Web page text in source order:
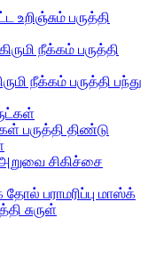
உறிஞ்சும் பருத்தி
நீக்கம் பருத்தி
நீக்கம் பருத்தி பந்து
பருத்தி திண்டு
அறுவை சிகிச்சை
தோல் பராமரிப்பு மாஸ்க்
சுருள்